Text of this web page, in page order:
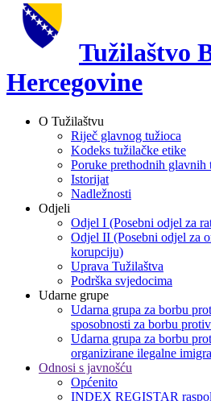
Tužilaštvo
Hercegovine
O Tužilaštvu
Riječ glavnog tužioca
Kodeks tužilačke etike
Poruke prethodnih glavnih
Istorijat
Nadležnosti
Odjeli
Odjel I (Posebni odjel za
Odjel II (Posebni odjel za
korupciju)
Uprava Tužilaštva
Podrška svjedocima
Udarne grupe
Udarna grupa za borbu
sposobnosti za borbu
Udarna grupa za borbu
organizirane ilegalne
Odnosi s javnošću
Općenito
INDEX REGISTAR